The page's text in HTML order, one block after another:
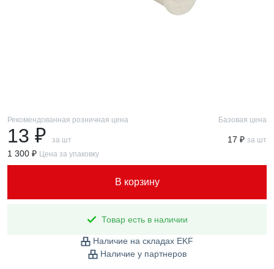
Рекомендованная розничная цена
13 ₽ за шт
Базовая цена
17 ₽ за шт
1 300 ₽ Цена за упаковку
В корзину
Товар есть в наличии
Наличие на складах EKF
Наличие у партнеров